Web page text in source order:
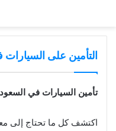
التأمين على
تأمين السيارات في
اكتشف كل ما تحتاج إلى